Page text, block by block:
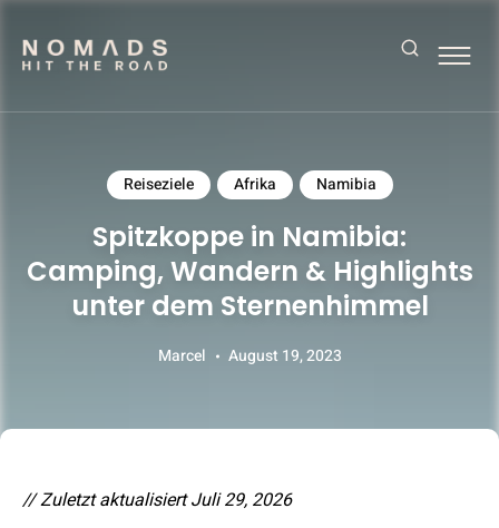
Search
Reiseziele Afrika Namibia
Spitzkoppe in Namibia:
Camping, Wandern & Highlights
unter dem Sternenhimmel
Marcel August 19, 2023
// Zuletzt aktualisiert Juli 29, 2026